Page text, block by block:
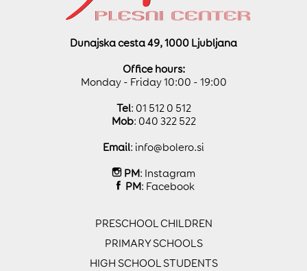
Dunajska cesta 49, 1000 Ljubljana
Office hours:
Monday - Friday 10:00 - 19:00
Tel: 01 512 0 512
Mob: 040 322 522
Email: info@bolero.si
PM: Instagram
PM: Facebook
PRESCHOOL CHILDREN
PRIMARY SCHOOLS
HIGH SCHOOL STUDENTS